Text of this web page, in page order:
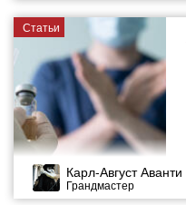
Статьи
Карл-Август Аванти
Грандмастер